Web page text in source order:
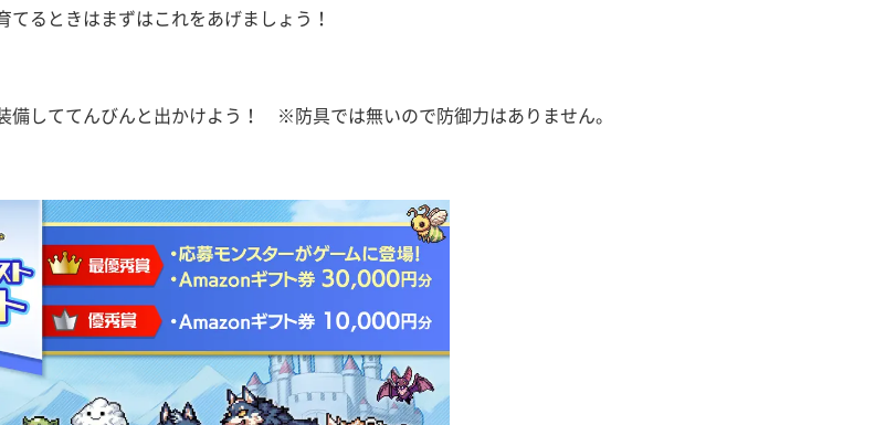
るときはまずはこれをあげましょう！
備しててんびんと出かけよう！ ※防具では無いので防御力はありません。